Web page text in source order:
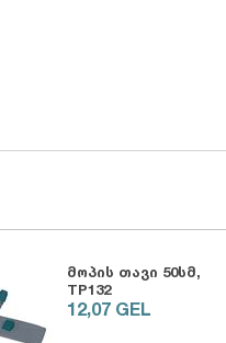
მოპის თავი 50სმ,
TP132
12,07 GEL